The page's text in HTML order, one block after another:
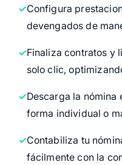
Configura
devengados de
Finaliza contratos y
solo clic,
Descarga la nómina
forma individual o
Contabiliza tu
fácilmente con la